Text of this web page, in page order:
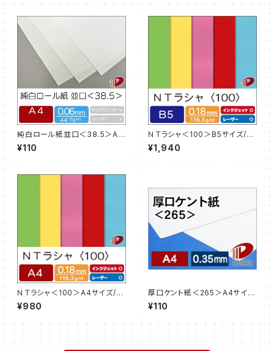
純白ロール紙並口＜38.5＞A4
サイズ/3枚【サンプル販売】
¥110
ＮＴラシャ＜100＞B5サイズ/8
0枚
¥1,940
ＮＴラシャ＜100＞A4サイズ/10
枚
¥980
厚口ケント紙＜265＞A4サイ
ズ/3枚【サンプル販売】
¥110